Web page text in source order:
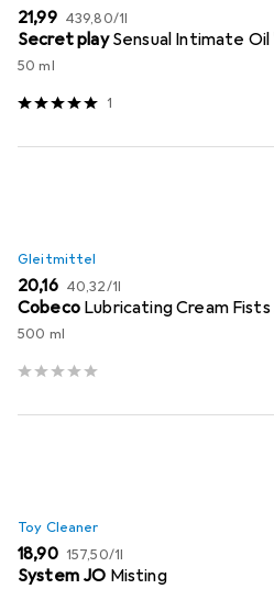
EUR
21,99 EUR
439,80/1l
Secret play Sensual Intimate
50 ml
1
Gleitmittel
EUR
20,16 EUR
40,32/1l
Cobeco Lubricating Cream
500 ml
Toy Cleaner
EUR
18,90 EUR
157,50/1l
System JO Misting